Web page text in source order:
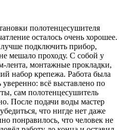
полотенцесушителя
осталось очень хорошее.
подключить прибор,
мешало проходу. С собой у
монтажные прокладки,
набор крепежа. Работа была
всё выставлено по
сам полотенцесушитель
После подачи воды мастер
что нигде нет даже
понравилось, что человек не